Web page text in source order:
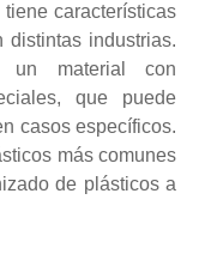
características
industrias.
material con
que puede
casos específicos.
más comunes
de plásticos a